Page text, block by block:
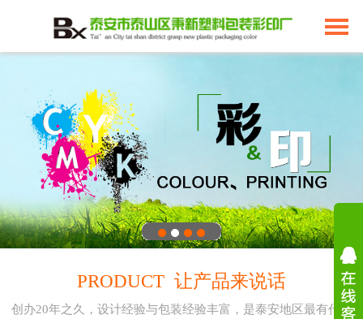
PRODUCT 让产品来说话
创办20年之久，设计经验与包装经验丰富，是泰安地区最有代表